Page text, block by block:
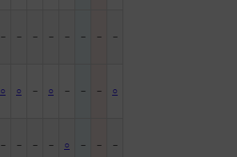
－ － － － － － － －
○ ○ － ○ － － － ○
－ － － － ○ － － －